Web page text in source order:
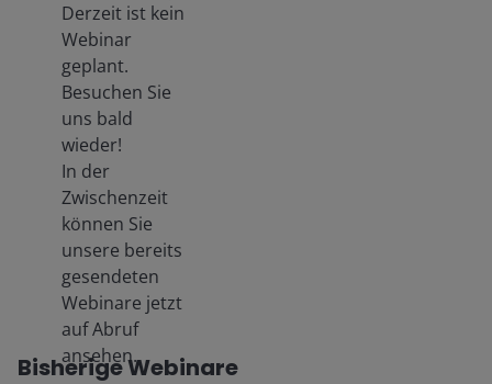
Derzeit ist kein
Webinar
geplant.
Besuchen Sie
uns bald
wieder!
In der
Zwischenzeit
können Sie
unsere bereits
gesendeten
Webinare jetzt
auf Abruf
ansehen.
Bisherige Webinare